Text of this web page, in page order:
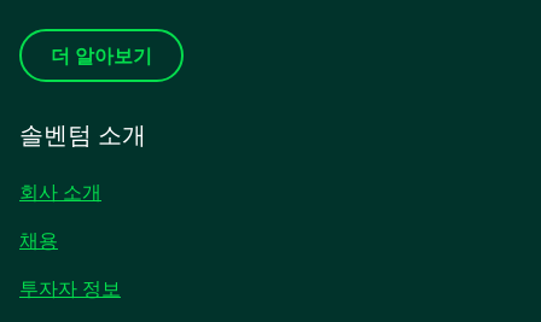
더 알아보기
솔벤텀 소개
회사 소개
채용
투자자 정보